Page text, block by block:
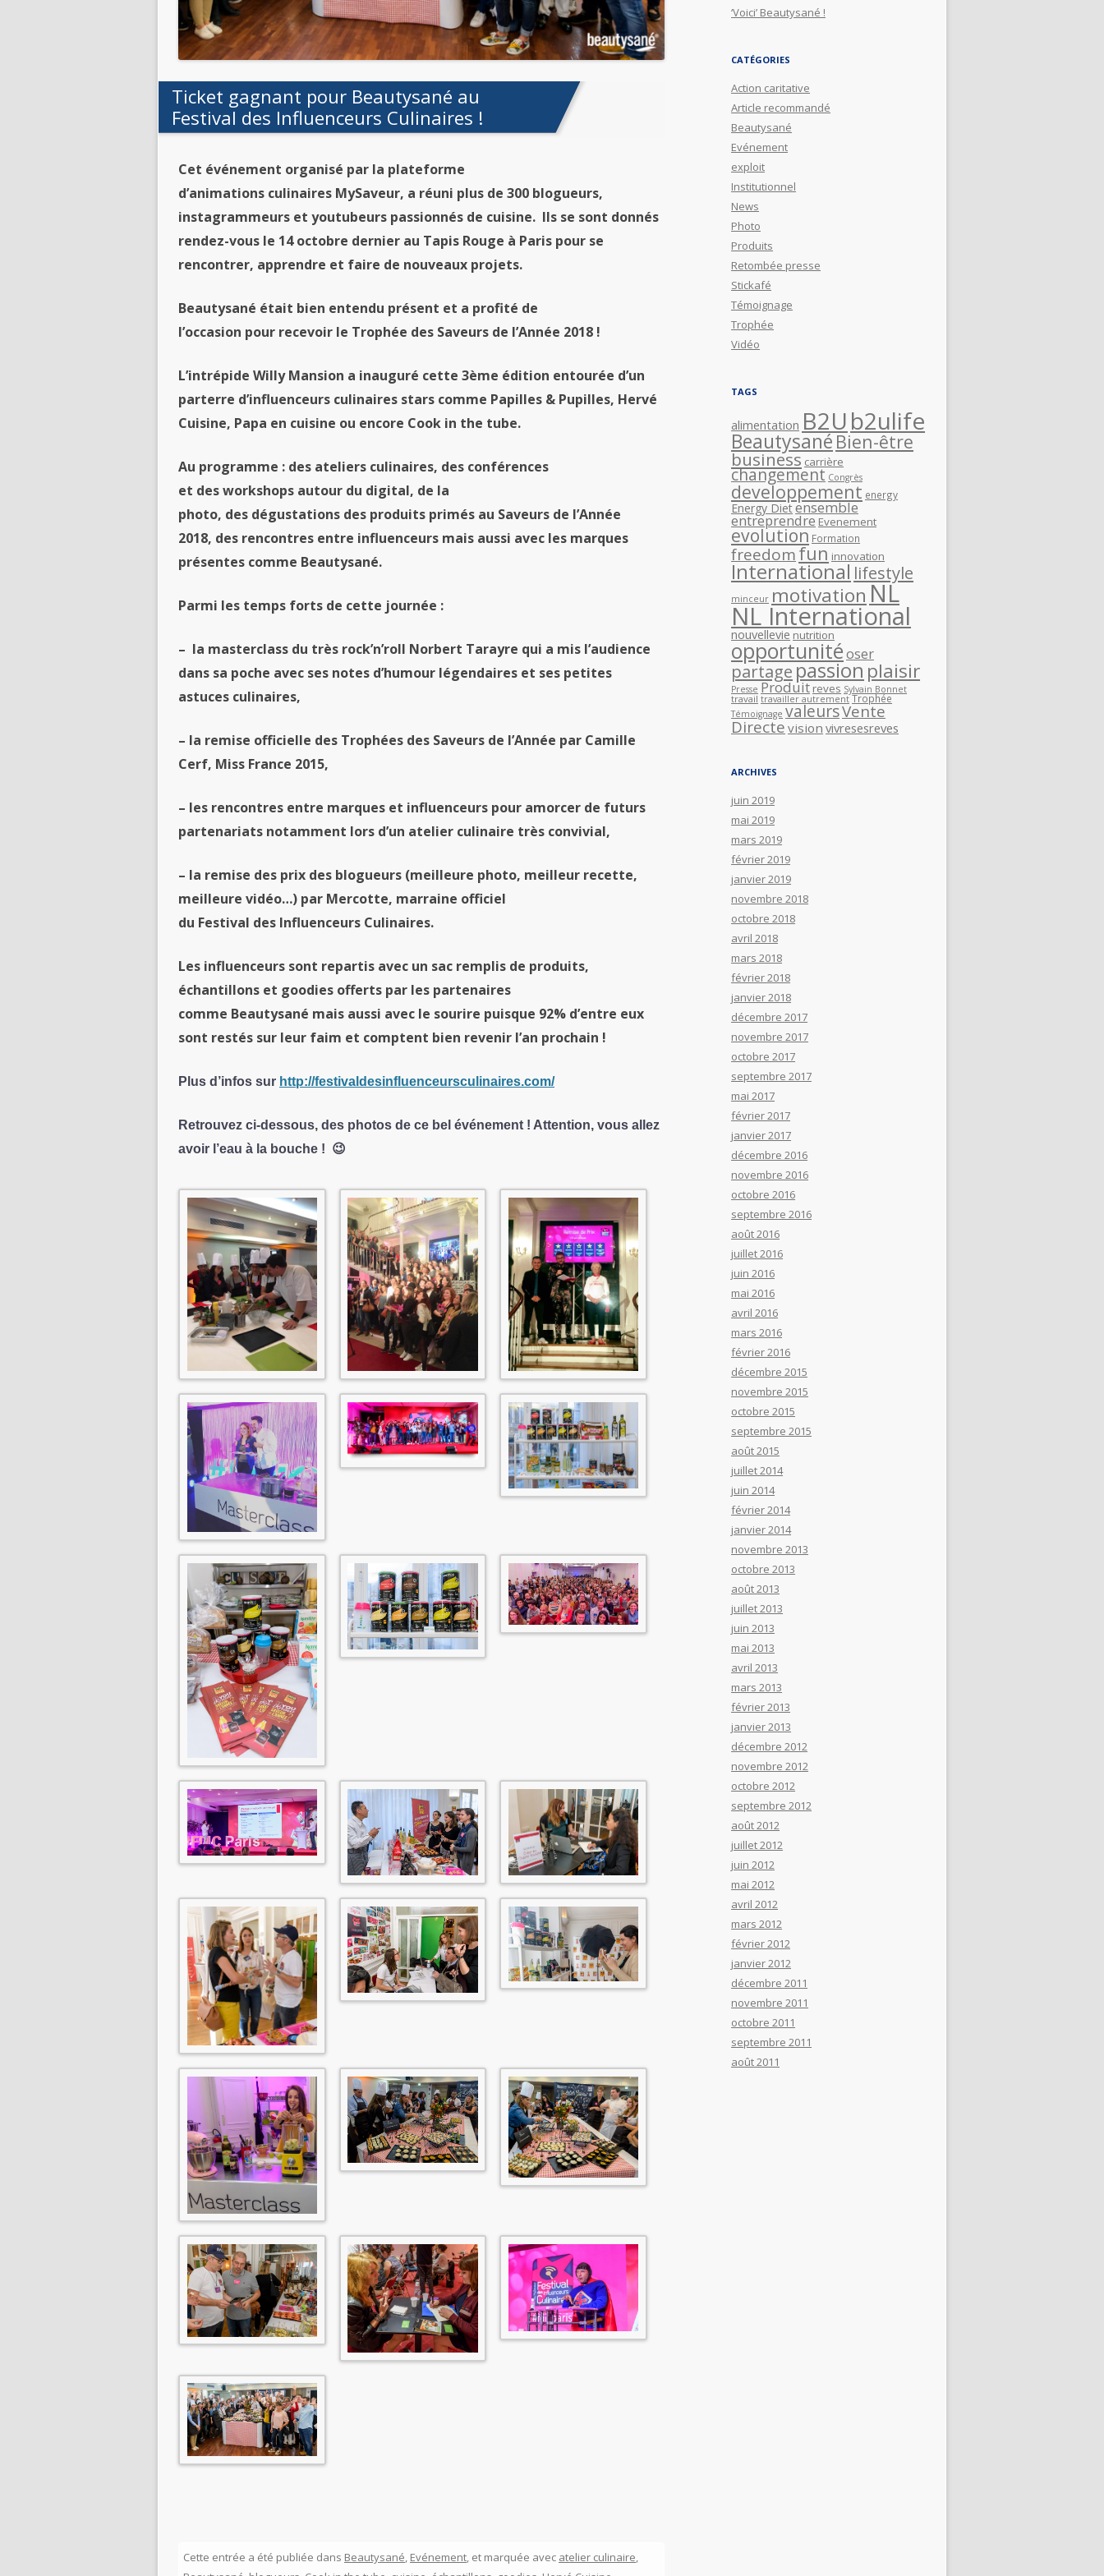
Ticket gagnant pour Beautysané au
Festival des Influenceurs Culinaires !
Cet événement organisé par la plateforme
d’animations culinaires MySaveur, a réuni plus de 300 blogueurs,
instagrammeurs et youtubeurs passionnés de cuisine. Ils se sont donnés
rendez-vous le 14 octobre dernier au Tapis Rouge à Paris pour se
rencontrer, apprendre et faire de nouveaux projets.
Beautysané était bien entendu présent et a profité de
l’occasion pour recevoir le Trophée des Saveurs de l’Année 2018 !
L’intrépide Willy Mansion a inauguré cette 3ème édition entourée d’un
parterre d’influenceurs culinaires stars comme Papilles & Pupilles, Hervé
Cuisine, Papa en cuisine ou encore Cook in the tube.
Au programme : des ateliers culinaires, des conférences
et desworkshops autour du digital, de la
photo, des dégustations des produits primés au Saveurs de l’Année
2018, des rencontres entre influenceurs mais aussi avec les marques
présentes comme Beautysané.
Parmi les temps forts de cette journée :
– la masterclass du très rock’n’roll Norbert Tarayre qui a mis l’audience
dans sa poche avec ses notes d’humour légendaires et ses petites
astuces culinaires,
– la remise officielle des Trophées des Saveurs de l’Année par Camille
Cerf, Miss France 2015,
– les rencontres entre marques et influenceurs pour amorcer de futurs
partenariats notamment lors d’un atelier culinaire très convivial,
– la remise des prix des blogueurs (meilleure photo, meilleur recette,
meilleure vidéo…) par Mercotte, marraine officiel
du Festival des Influenceurs Culinaires.
Les influenceurs sont repartis avec un sac remplis de produits,
échantillons et goodies offerts par les partenaires
comme Beautysané mais aussi avec le sourire puisque 92% d’entre eux
sont restés sur leur faim et comptent bien revenir l’an prochain !
Plus d’infos sur http://festivaldesinfluenceursculinaires.com/
Retrouvez ci-dessous, des photos de ce bel événement ! Attention, vous allez
avoir l’eau à la bouche ! 😉
Cette entrée a été publiée dans Beautysané, Evénement, et marquée avec atelier culinaire,
‘Voici’ Beautysané !
CATÉGORIES
Action caritative
Article recommandé
Beautysané
Evénement
exploit
Institutionnel
News
Photo
Produits
Retombée presse
Stickafé
Témoignage
Trophée
Vidéo
TAGS
alimentation B2Ub2ulife
BeautysanéBien-être
business carrière
changement Congrès
developpement energy
Energy Dietensemble
entreprendre Evenement
evolution Formation
freedomfun innovation
International lifestyle
minceur motivationNL
NL International
nouvellevie nutrition
opportunitéoser
partagepassion plaisir
Presse Produit reves Sylvain Bonnet
travail travailler autrement Trophée
Témoignage valeursVente
Directe vision vivresesreves
ARCHIVES
juin 2019
mai 2019
mars 2019
février 2019
janvier 2019
novembre 2018
octobre 2018
avril 2018
mars 2018
février 2018
janvier 2018
décembre 2017
novembre 2017
octobre 2017
septembre 2017
mai 2017
février 2017
janvier 2017
décembre 2016
novembre 2016
octobre 2016
septembre 2016
août 2016
juillet 2016
juin 2016
mai 2016
avril 2016
mars 2016
février 2016
décembre 2015
novembre 2015
octobre 2015
septembre 2015
août 2015
juillet 2014
juin 2014
février 2014
janvier 2014
novembre 2013
octobre 2013
août 2013
juillet 2013
juin 2013
mai 2013
avril 2013
mars 2013
février 2013
janvier 2013
décembre 2012
novembre 2012
octobre 2012
septembre 2012
août 2012
juillet 2012
juin 2012
mai 2012
avril 2012
mars 2012
février 2012
janvier 2012
décembre 2011
novembre 2011
octobre 2011
septembre 2011
août 2011